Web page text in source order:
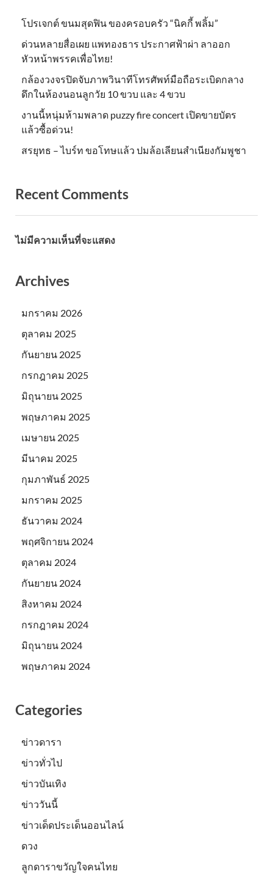
โปรเจกต์ ขนมสุดฟิน ของครอบครัว “นิคกี้ พลิ้ม”
ด่วนหลายสื่อเผย แพทองธาร ประกาศฟ้าผ่า ลาออก
หัวหน้าพรรคเพื่อไทย!
กล้องวงจรปิดจับภาพวินาทีโทรศัพท์มือถือระเบิดกลาง
ดึกในห้องนอนลูกวัย 10 ขวบ และ 4 ขวบ
งานนี้หนุ่มห้ามพลาด puzzy fire concert เปิดขายบัตร
แล้วซื้อด่วน!
สรยุทธ – ไบร์ท ขอโทษแล้ว ปมล้อเลียนสำเนียงกัมพูชา
Recent Comments
ไม่มีความเห็นที่จะแสดง
Archives
มกราคม 2026
ตุลาคม 2025
กันยายน 2025
กรกฎาคม 2025
มิถุนายน 2025
พฤษภาคม 2025
เมษายน 2025
มีนาคม 2025
กุมภาพันธ์ 2025
มกราคม 2025
ธันวาคม 2024
พฤศจิกายน 2024
ตุลาคม 2024
กันยายน 2024
สิงหาคม 2024
กรกฎาคม 2024
มิถุนายน 2024
พฤษภาคม 2024
Categories
ข่าวดารา
ข่าวทั่วไป
ข่าวบันเทิง
ข่าววันนี้
ข่าวเด็ดประเด็นออนไลน์
ดวง
ลูกดาราขวัญใจคนไทย